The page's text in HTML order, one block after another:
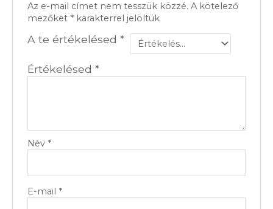
Az e-mail címet nem tesszük közzé. A kötelező
mezőket * karakterrel jelöltük
A te értékelésed*
Értékelésed*
Név *
E-mail *